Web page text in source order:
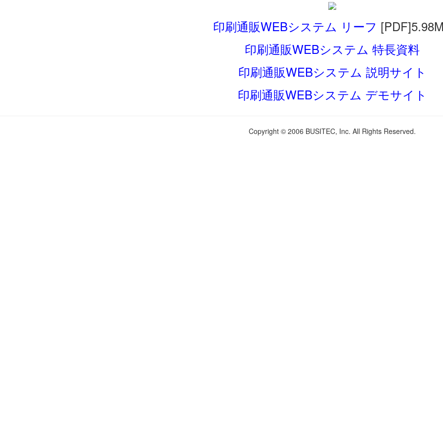
印刷通販WEBシステム リーフ
印刷通販WEBシステム 特長資料
印刷通販WEBシステム 説明サイト
印刷通販WEBシステム デモサイト
Copyright © 2006 BUSITEC, Inc. All Rights Reserved.